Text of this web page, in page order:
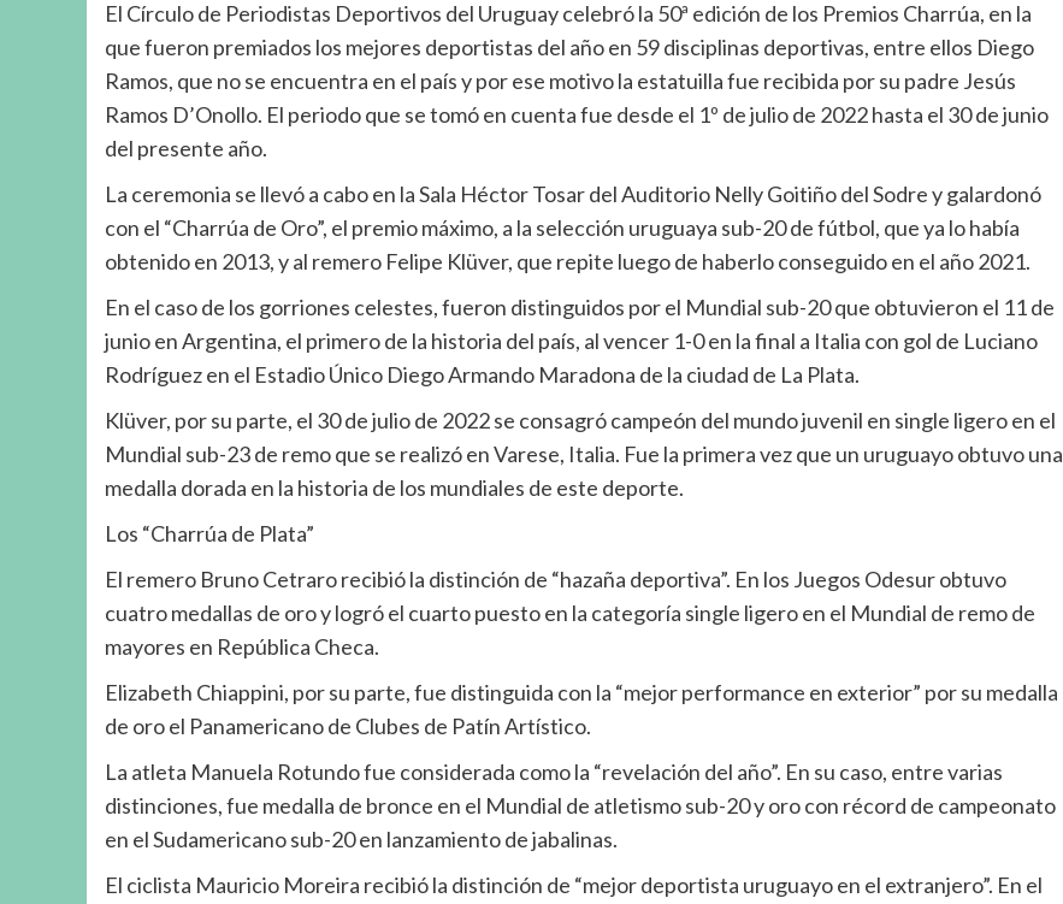
El Círculo de Periodistas Deportivos del Uruguay celebró la 50ª edición de los Premios Charrúa, en la
que fueron premiados los mejores deportistas del año en 59 disciplinas deportivas, entre ellos Diego
Ramos, que no se encuentra en el país y por ese motivo la estatuilla fue recibida por su padre Jesús
Ramos D’Onollo. El periodo que se tomó en cuenta fue desde el 1º de julio de 2022 hasta el 30 de junio
del presente año.
La ceremonia se llevó a cabo en la Sala Héctor Tosar del Auditorio Nelly Goitiño del Sodre y galardonó
con el “Charrúa de Oro”, el premio máximo, a la selección uruguaya sub-20 de fútbol, que ya lo había
obtenido en 2013, y al remero Felipe Klüver, que repite luego de haberlo conseguido en el año 2021.
En el caso de los gorriones celestes, fueron distinguidos por el Mundial sub-20 que obtuvieron el 11 de
junio en Argentina, el primero de la historia del país, al vencer 1-0 en la final a Italia con gol de Luciano
Rodríguez en el Estadio Único Diego Armando Maradona de la ciudad de La Plata.
Klüver, por su parte, el 30 de julio de 2022 se consagró campeón del mundo juvenil en single ligero en el
Mundial sub-23 de remo que se realizó en Varese, Italia. Fue la primera vez que un uruguayo obtuvo una
medalla dorada en la historia de los mundiales de este deporte.
Los “Charrúa de Plata”
El remero Bruno Cetraro recibió la distinción de “hazaña deportiva”. En los Juegos Odesur obtuvo
cuatro medallas de oro y logró el cuarto puesto en la categoría single ligero en el Mundial de remo de
mayores en República Checa.
Elizabeth Chiappini, por su parte, fue distinguida con la “mejor performance en exterior” por su medalla
de oro el Panamericano de Clubes de Patín Artístico.
La atleta Manuela Rotundo fue considerada como la “revelación del año”. En su caso, entre varias
distinciones, fue medalla de bronce en el Mundial de atletismo sub-20 y oro con récord de campeonato
en el Sudamericano sub-20 en lanzamiento de jabalinas.
El ciclista Mauricio Moreira recibió la distinción de “mejor deportista uruguayo en el extranjero”. En el